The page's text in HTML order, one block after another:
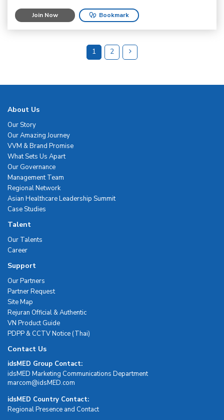
Join Now Bookmark
1 2
About Us
Our Story
Our Amazing Journey
VVM & Brand Promise
What Sets Us Apart
Our Governance
Management Team
Regional Network
Asian Healthcare Leadership Summit
Case Studies
Talent
Our Talents
Career
Support
Our Partners
Partner Request
Site Map
Rejuran Official & Authentic
VN Product Guide
PDPP & CCTV Notice (Thai)
Contact Us
idsMED Group Contact:
idsMED Marketing Communications Department
moc.DEMsdi@mocram
idsMED Country Contact:
Regional Presence and Contact